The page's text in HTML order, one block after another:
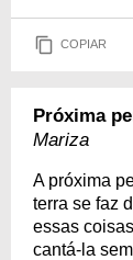
COPIAR
Próxima
Mariza
A próxima
terra se faz
essas
cantá-la